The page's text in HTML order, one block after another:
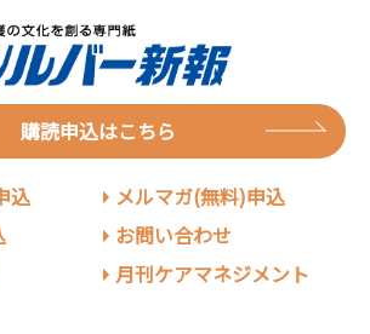
購読申込はこちら
込
メルマガ(無料)申込
お問い合わせ
月刊ケアマネジメント